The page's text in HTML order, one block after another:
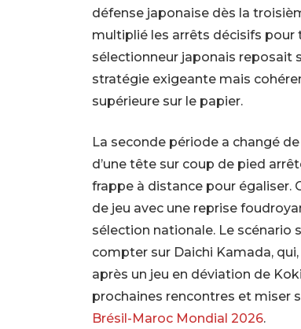
défense japonaise dès la
multiplié les arrêts décisifs pour
sélectionneur japonais reposait
stratégie exigeante mais
supérieure sur le papier.
La seconde période a changé
d’une tête sur coup de pied
frappe à distance pour égaliser.
de jeu avec une reprise
sélection nationale. Le scénario
compter sur Daichi Kamada,
après un jeu en déviation de
prochaines rencontres et miser
Brésil-Maroc Mondial 2026.